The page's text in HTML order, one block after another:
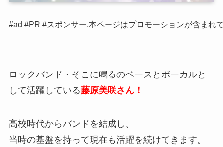
#ad #PR #スポンサー,本ページはプロモーションが含まれ
ロックバンド・そこに鳴るのベースとボーカルと
して活躍している藤原美咲さん！
高校時代からバンドを結成し、
当時の基盤を持って現在も活躍を続けてきます。